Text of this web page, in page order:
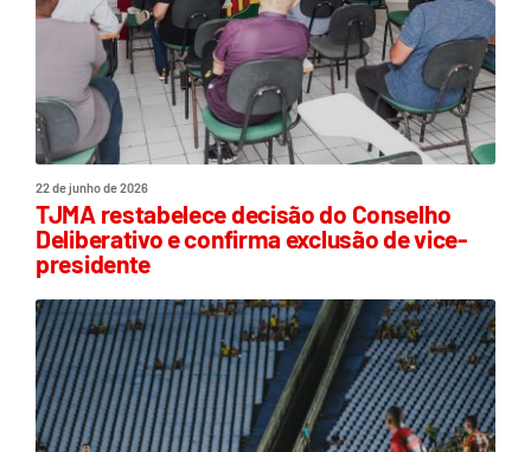
22 de junho de 2026
TJMA restabelece decisão do Conselho
Deliberativo e confirma exclusão de vice-
presidente